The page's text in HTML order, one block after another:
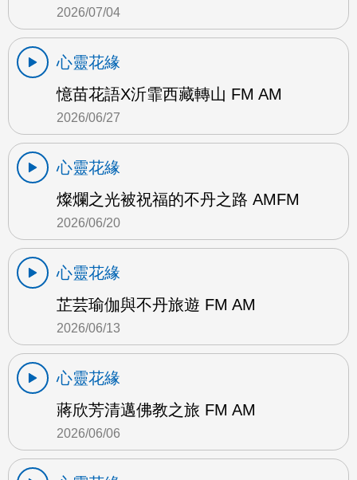
2026/07/04
心靈花緣
憶苗花語X沂霏西藏轉山 FM AM
2026/06/27
心靈花緣
燦爛之光被祝福的不丹之路 AMFM
2026/06/20
心靈花緣
芷芸瑜伽與不丹旅遊 FM AM
2026/06/13
心靈花緣
蔣欣芳清邁佛教之旅 FM AM
2026/06/06